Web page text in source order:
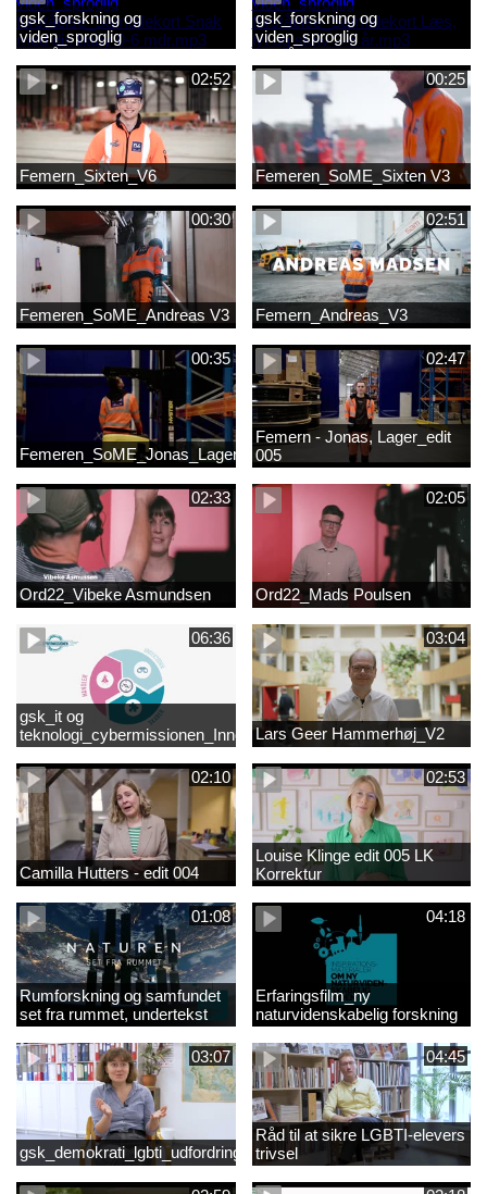
gsk_forskning og
viden_sproglig
forståelse_Samtalekort Snak
med din baby 0-6 mdr.mp3
gsk_forskning og
viden_sproglig
forståelse_Samtalekort Læs,
lyt og skriv 3-6 år.mp3
02:52
Femern_Sixten_V6
00:25
Femeren_SoME_Sixten V3
00:30
Femeren_SoME_Andreas V3
02:51
Femern_Andreas_V3
00:35
Femeren_SoME_Jonas_Lager
02:47
Femern - Jonas, Lager_edit
005
02:33
Ord22_Vibeke Asmundsen
02:05
Ord22_Mads Poulsen
06:36
gsk_it og
teknologi_cybermissionen_Innovationscirklen
03:04
Lars Geer Hammerhøj_V2
02:10
Camilla Hutters - edit 004
02:53
Louise Klinge edit 005 LK
Korrektur
01:08
Rumforskning og samfundet
set fra rummet, undertekst
04:18
Erfaringsfilm_ny
naturvidenskabelig forskning
03:07
gsk_demokrati_lgbti_udfordringer
04:45
Råd til at sikre LGBTI-elevers
trivsel